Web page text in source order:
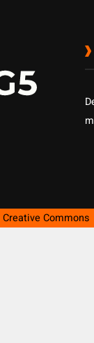
Creative Commons